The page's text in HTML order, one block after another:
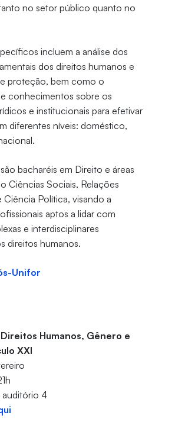
no setor público quanto no
incluem a análise dos
dos direitos humanos e
proteção, bem como o
conhecimentos sobre os
e institucionais para efetivar
diferentes níveis: doméstico,
bacharéis em Direito e áreas
Ciências Sociais, Relações
Ciência Política, visando a
aptos a lidar com
e interdisciplinares
direitos humanos.
Unifor
Humanos, Gênero e
XXI
4